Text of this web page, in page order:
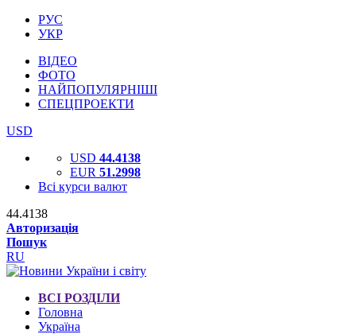
РУС
УКР
ВІДЕО
ФОТО
НАЙПОПУЛЯРНІШІ
СПЕЦПРОЕКТИ
USD
USD 44.4138
EUR 51.2998
Всі курси валют
44.4138
Авторизація
Пошук
RU
ВСІ РОЗДІЛИ
Головна
Україна